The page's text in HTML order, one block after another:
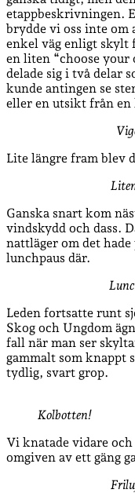
etappbeskrivningen.
brydde vi oss inte
enkel väg enligt skylt
en liten “choose your
delade sig i två delar
kunde antingen se
eller en utsikt från en
Lite längre fram blev
Ganska snart kom
vindskydd och dass.
nattläger om det
lunchpaus där.
Leden fortsatte runt
Skog och Ungdom
fall när man ser
gammalt som knappt
tydlig, svart grop.
Kolbotten!
Vi knatade vidare
omgiven av ett gäng